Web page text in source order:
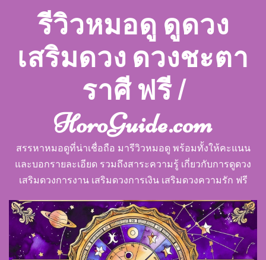
รีวิวหมอดู ดูดวง
เสริมดวง ดวงชะตา
ราศี ฟรี |
HoroGuide.com
สรรหาหมอดูที่น่าเชื่อถือ มารีวิวหมอดู พร้อมทั้งให้คะแนน
และบอกรายละเอียด รวมถึงสาระความรู้ เกี่ยวกับการดูดวง
เสริมดวงการงาน เสริมดวงการเงิน เสริมดวงความรัก ฟรี